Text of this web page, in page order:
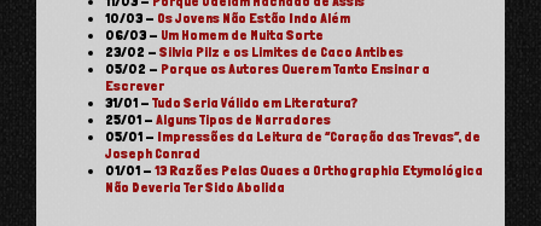
10/03 - Os Jovens Não Estão Indo Além
06/03 - Um Homem de Muita Sorte
23/02 -Silvia Pilz e os Limites de Caco Antibes
05/02 - Porque os Autores Querem Tanto Ensinar a
Escrever
31/01 -Tudo Seria Válido em Literatura?
25/01 -Alguns Tipos de Narradores
05/01 - Impressões da Leitura de “Coração das Trevas”, de
Joseph Conrad
01/01 -13 Razões Pelas Quaes a Orthographia Etymológica
Não Deveria Ter Sido Abolida